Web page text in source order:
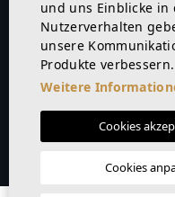
Immobilie zum
Costa Blanca
Häuser zum
Häuser
und uns Einblicke in
Nutzerverhalten
unsere
Produkte verbessern.
Weitere
Cookies
Cookies